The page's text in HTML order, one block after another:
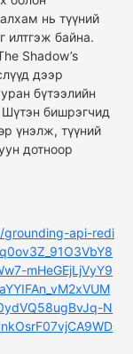
нь түүний
илтгэж байна.
Shadow’s
дээр
бүтээлийн
бишрэгчид
үнэлж, түүний
дотноор
grounding-api-redi
mHeGEjLjVyY9
N